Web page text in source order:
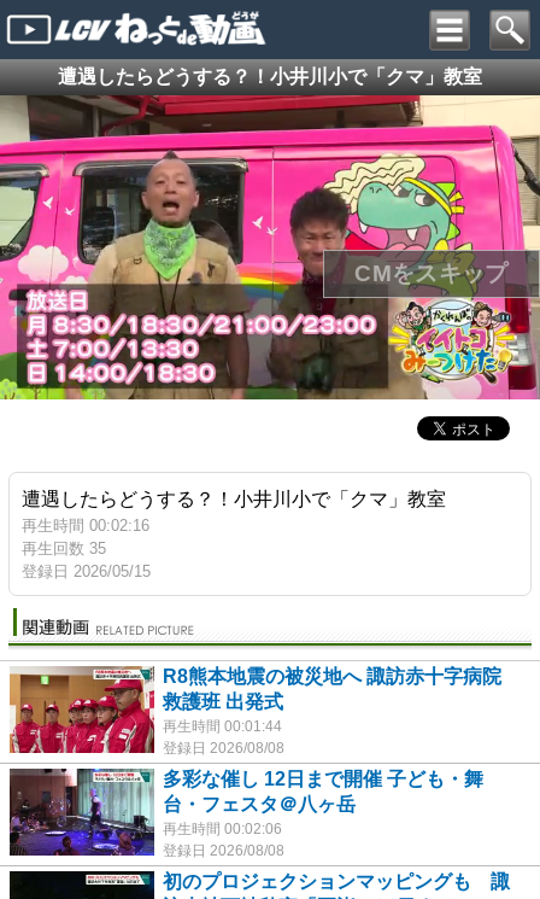
遭遇したらどうする？！小井川小で「クマ」教室
遭遇したらどうする？！小井川小で「クマ」教室
再生時間 00:02:16
再生回数 35
登録日 2026/05/15
R8熊本地震の被災地へ 諏訪赤十字病院
救護班 出発式
再生時間 00:01:44
登録日 2026/08/08
多彩な催し 12日まで開催 子ども・舞
台・フェスタ＠八ヶ岳
再生時間 00:02:06
登録日 2026/08/08
初のプロジェクションマッピングも 諏